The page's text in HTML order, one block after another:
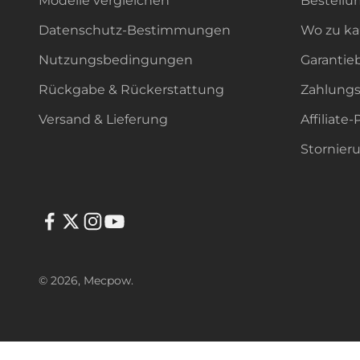
Datenschutz-Bestimmungen
Nutzungsbedingungen
Rückgabe & Rückerstattung
Versand & Lieferung
Wo zu
Affiliate-
© 2026, Mecpow.